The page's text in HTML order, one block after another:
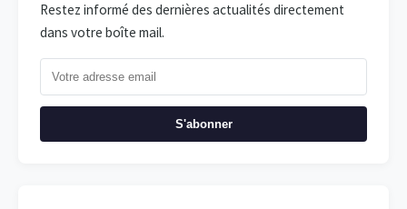
Restez informé des dernières actualités directement
dans votre boîte mail.
S'abonner